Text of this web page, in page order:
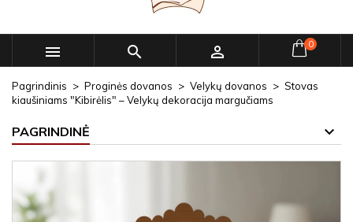
   0
Pagrindinis Proginės dovanos Velykų dovanos
Stovas
kiaušiniams "Kibirėlis" – Velykų dekoracija margučiams
PAGRINDINĖ